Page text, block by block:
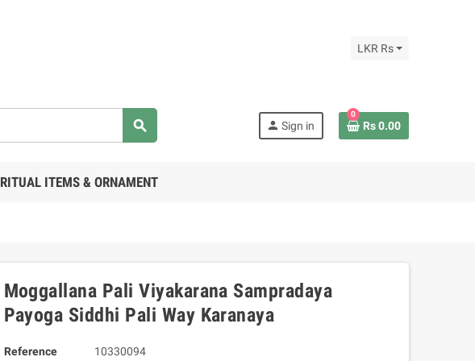
LKR Rs
search person Sign in
0
Rs 0.00
RITUAL ITEMS & ORNAMENT
Moggallana Pali Viyakarana Sampradaya
Payoga Siddhi Pali Way Karanaya
Reference
10330094